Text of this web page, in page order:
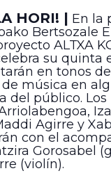
HORI! | En la
Bertsozale
ALTXA
su quinta
en tonos
música en
del público.
Agirre y
con el
Gorosabel
(violín).